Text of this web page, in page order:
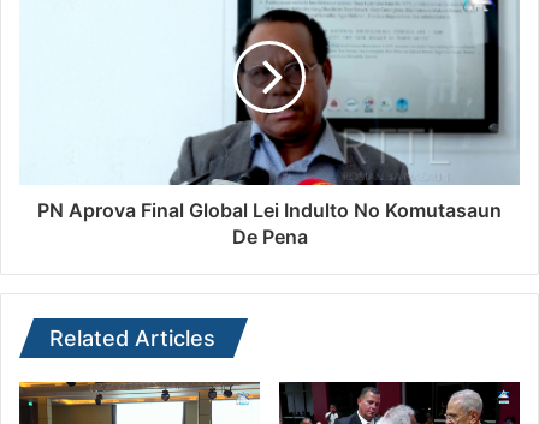
PN Aprova Final Global Lei Indulto No Komutasaun
De Pena
Related Articles